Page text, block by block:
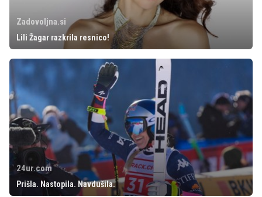
Zadovoljna.si
Lili Žagar razkrila resnico!
24ur.com
Prišla. Nastopila. Navdušila.